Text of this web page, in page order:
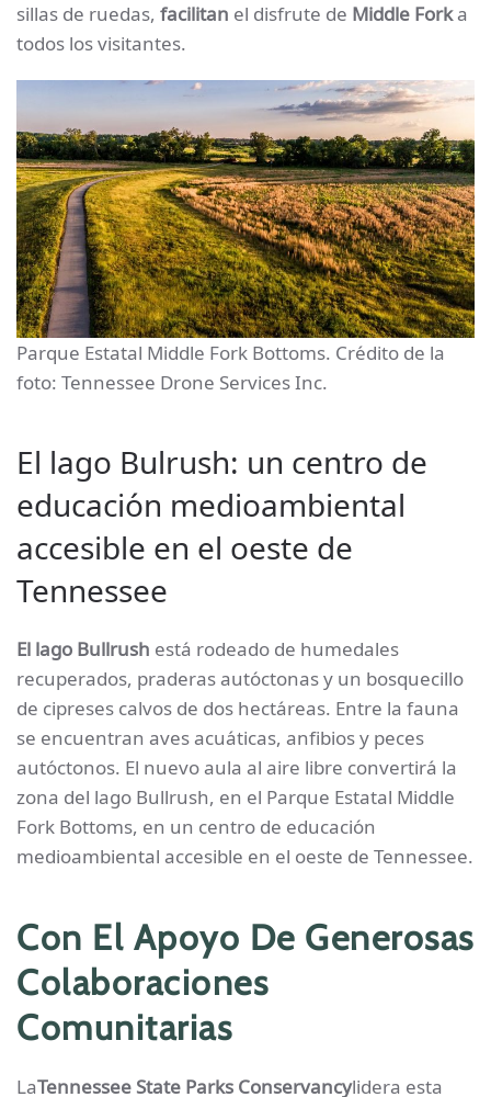
sillas de ruedas, facilitan el disfrute de Middle Forka
todos los visitantes.
Parque Estatal Middle Fork Bottoms. Crédito de la
foto: Tennessee Drone Services Inc.
El lago Bulrush: un centro de
educación medioambiental
accesible en el oeste de
Tennessee
El lago Bullrush está rodeado de humedales
recuperados, praderas autóctonas y un bosquecillo
de cipreses calvos de dos hectáreas. Entre la fauna
se encuentran aves acuáticas, anfibios y peces
autóctonos. El nuevo aula al aire libre convertirá la
zona del lago Bullrush, en el Parque Estatal Middle
Fork Bottoms, en un centro de educación
medioambiental accesible en el oeste de Tennessee.
Con El Apoyo De Generosas
Colaboraciones
Comunitarias
LaTennessee State Parks Conservancylidera esta